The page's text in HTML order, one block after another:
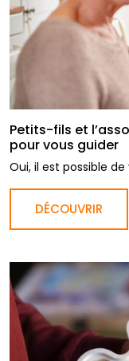
Petits-fils et
pour vous guider
Oui, il est possible
DÉCOUVRIR